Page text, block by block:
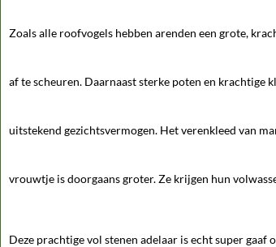
Zoals alle roofvogels hebben arenden een grote,
af te scheuren. Daarnaast sterke poten en krachtige
uitstekend gezichtsvermogen. Het verenkleed van
vrouwtje is doorgaans groter. Ze krijgen hun
Deze prachtige vol stenen adelaar is echt super gaaf